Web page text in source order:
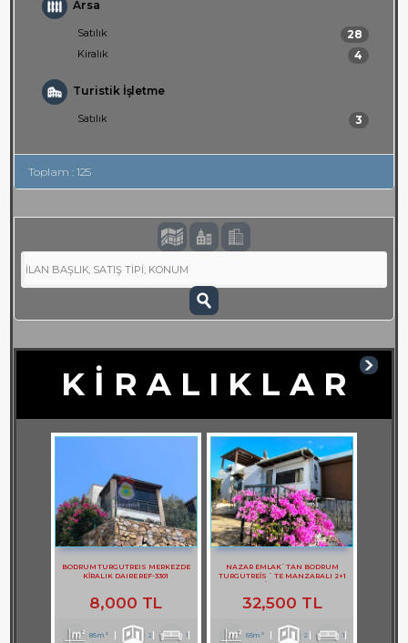
Arsa
Satılık 28
Kiralık 4
Turistik İşletme
Satılık 3
Toplam : 125
K İ R A L I K L A R
BODRUM TURGUTREIS MERKEZDE
KİRALIK DAIRE REF-3301
8,000 TL
85m² 2 1
NAZAR EMLAK`TAN BODRUM
TURGUTREİS ` TE MANZARALI 2+1
32,500 TL
65m² 2 1